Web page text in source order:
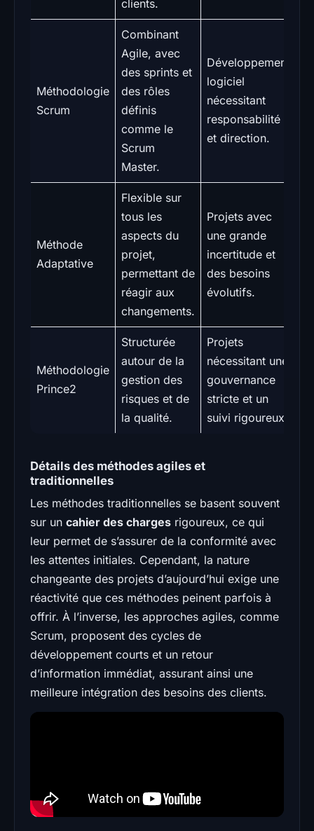
clients.
Méthodologie
Scrum
Combinant
Agile, avec
des sprints et
des rôles
définis
comme le
Scrum
Master.
Développement
logiciel
nécessitant
responsabilité
et direction.
Méthode
Adaptative
Flexible sur
tous les
aspects du
projet,
permettant de
réagir aux
changements.
Projets avec
une grande
incertitude et
des besoins
évolutifs.
Méthodologie
Prince2
Structurée
autour de la
gestion des
risques et de
la qualité.
Projets
nécessitant une
gouvernance
stricte et un
suivi rigoureux.
Détails des méthodes agiles et
traditionnelles
Les méthodes traditionnelles se basent souvent
sur un cahier des charges rigoureux, ce qui
leur permet de s’assurer de la conformité avec
les attentes initiales. Cependant, la nature
changeante des projets d’aujourd’hui exige une
réactivité que ces méthodes peinent parfois à
offrir. À l’inverse, les approches agiles, comme
Scrum, proposent des cycles de
développement courts et un retour
d’information immédiat, assurant ainsi une
meilleure intégration des besoins des clients.